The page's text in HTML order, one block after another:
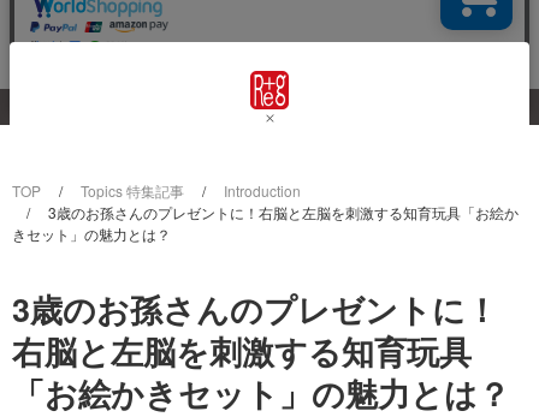
TOP Topics 特集記事
Introduction
3歳のお孫さんのプレゼントに！右脳と左脳を刺激する知育玩具「お絵か
きセット」の魅力とは？
3歳のお孫さんのプレゼントに！
右脳と左脳を刺激する知育玩具
「お絵かきセット」の魅力とは？